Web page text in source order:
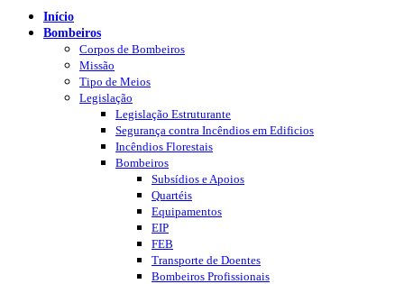
Início
Bombeiros
Corpos de Bombeiros
Missão
Tipo de Meios
Legislação
Legislação Estruturante
Segurança contra Incêndios em Edificios
Incêndios Florestais
Bombeiros
Subsídios e Apoios
Quartéis
Equipamentos
EIP
FEB
Transporte de Doentes
Bombeiros Profissionais